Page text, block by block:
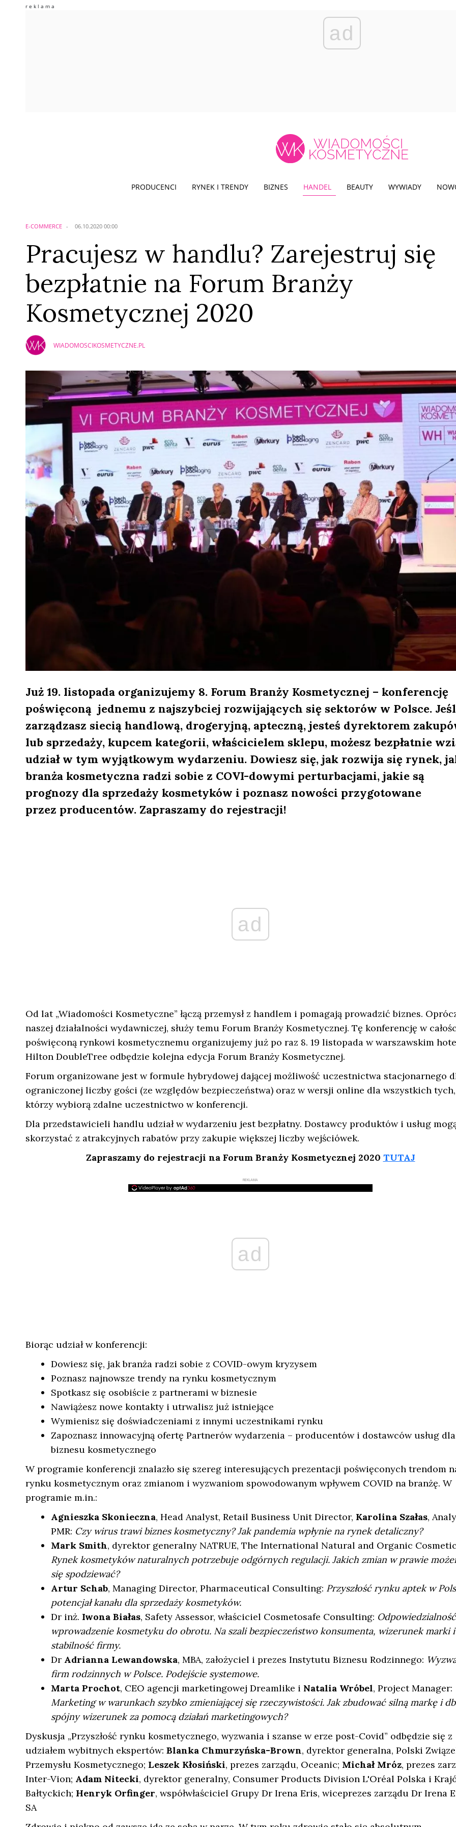
ad
PRODUCENCI RYNEK I TRENDY BIZNES HANDEL BEAUTY WYWIADY
E-COMMERCE 06.10.2020 00:00
Pracujesz w handlu? Zarejestruj się
bezpłatnie na Forum Branży
Kosmetycznej 2020
WIADOMOSCIKOSMETYCZNE.PL
Już 19. listopada organizujemy 8. Forum Branży Kosmetycznej – konferencję
poświęconą jednemu z najszybciej rozwijających się sektorów w Polsce.
zarządzasz siecią handlową, drogeryjną, apteczną, jesteś dyrektorem
lub sprzedaży, kupcem kategorii, właścicielem sklepu, możesz bezpłatnie
udział w tym wyjątkowym wydarzeniu. Dowiesz się, jak rozwija się rynek,
branża kosmetyczna radzi sobie z COVI-dowymi perturbacjami, jakie są
prognozy dla sprzedaży kosmetyków i poznasz nowości przygotowane
przez producentów. Zapraszamy do rejestracji!
ad
Od lat „Wiadomości Kosmetyczne” łączą przemysł z handlem i pomagają prowadzić biznes.
naszej działalności wydawniczej, służy temu Forum Branży Kosmetycznej. Tę konferencję w
poświęconą rynkowi kosmetycznemu organizujemy już po raz 8. 19 listopada w warszawskim
Hilton DoubleTree odbędzie kolejna edycja Forum Branży Kosmetycznej.
Forum organizowane jest w formule hybrydowej dającej możliwość uczestnictwa stacjonarnego
ograniczonej liczby gości (ze względów bezpieczeństwa) oraz w wersji online dla wszystkich tych,
którzy wybiorą zdalne uczestnictwo w konferencji.
Dla przedstawicieli handlu udział w wydarzeniu jest bezpłatny. Dostawcy produktów i usług
skorzystać z atrakcyjnych rabatów przy zakupie większej liczby wejściówek.
Zapraszamy do rejestracji na Forum Branży Kosmetycznej 2020 TUTAJ
REKLAMA
ad
Biorąc udział w konferencji:
Dowiesz się, jak branża radzi sobie z COVID-owym kryzysem
Poznasz najnowsze trendy na rynku kosmetycznym
Spotkasz się osobiście z partnerami w biznesie
Nawiążesz nowe kontakty i utrwalisz już istniejące
Wymienisz się doświadczeniami z innymi uczestnikami rynku
Zapoznasz innowacyjną ofertę Partnerów wydarzenia – producentów i dostawców usług dla
biznesu kosmetycznego
W programie konferencji znalazło się szereg interesujących prezentacji poświęconych trendom
rynku kosmetycznym oraz zmianom i wyzwaniom spowodowanym wpływem COVID na branżę. W
programie m.in.:
Agnieszka Skonieczna, Head Analyst, Retail Business Unit Director, Karolina Szałas,
PMR: Czy wirus trawi biznes kosmetyczny? Jak pandemia wpłynie na rynek detaliczny?
Mark Smith, dyrektor generalny NATRUE, The International Natural and Organic
Rynek kosmetyków naturalnych potrzebuje odgórnych regulacji. Jakich zmian w prawie
się spodziewać?
Artur Schab, Managing Director, Pharmaceutical Consulting: Przyszłość rynku aptek w
potencjał kanału dla sprzedaży kosmetyków.
Dr inż. Iwona Białas, Safety Assessor, właściciel Cosmetosafe Consulting:
wprowadzenie kosmetyku do obrotu. Na szali bezpieczeństwo konsumenta, wizerunek marki i
stabilność firmy.
Dr Adrianna Lewandowska, MBA, założyciel i prezes Instytutu Biznesu Rodzinnego:
firm rodzinnych w Polsce. Podejście systemowe.
Marta Prochot, CEO agencji marketingowej Dreamlike i Natalia Wróbel, Project Manager:
Marketing w warunkach szybko zmieniającej się rzeczywistości. Jak zbudować silną markę i
spójny wizerunek za pomocą działań marketingowych?
Dyskusja „Przyszłość rynku kosmetycznego, wyzwania i szanse w erze post-Covid” odbędzie się z
udziałem wybitnych ekspertów: Blanka Chmurzyńska-Brown, dyrektor generalna, Polski
Przemysłu Kosmetycznego; Leszek Kłosiński, prezes zarządu, Oceanic; Michał Mróz, prezes
Inter-Vion; Adam Nitecki, dyrektor generalny, Consumer Products Division L'Oréal Polska i
Bałtyckich; Henryk Orfinger, współwłaściciel Grupy Dr Irena Eris, wiceprezes zarządu Dr Irena
SA